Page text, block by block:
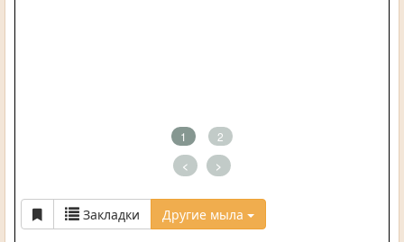
1 2
< >
Закладки Другие мыла